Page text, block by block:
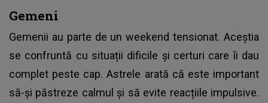
Gemeni
Gemenii au parte de un weekend tensionat. Aceștia
se confruntă cu situații dificile și certuri care îi dau
complet peste cap. Astrele arată că este important
să-și păstreze calmul și să evite reacțiile impulsive.